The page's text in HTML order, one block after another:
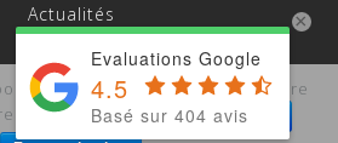
Actualités
légales-Site et Référencement
pour vous garantir la meilleure
site.
J'accepte
Je refuse
Evaluations Google
4.5
Basé sur 404 avis
×